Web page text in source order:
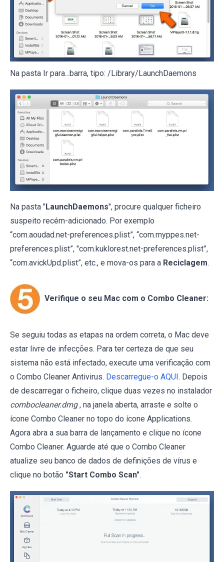
Na pasta Ir para...barra, tipo: /Library/LaunchDaemons
Na pasta "LaunchDaemons", procure qualquer ficheiro
suspeito recém-adicionado. Por exemplo
“com.aoudad.net-preferences.plist”, “com.myppes.net-
preferences.plist”, "com.kuklorest.net-preferences.plist”,
“com.avickUpd.plist”, etc., e mova-os para a Reciclagem.
Verifique o seu Mac com o Combo Cleaner:
Se seguiu todas as etapas na ordem correta, o Mac deve
estar livre de infecções. Para ter certeza de que seu
sistema não está infectado, execute uma verificação com
o Combo Cleaner Antivirus. Descarregue-o AQUI . Depois
de descarregar o ficheiro, clique duas vezes no instalador
combocleaner.dmg , na janela aberta, arraste e solte o
ícone Combo Cleaner no topo do ícone Applications.
Agora abra a sua barra de lançamento e clique no ícone
Combo Cleaner. Aguarde até que o Combo Cleaner
atualize seu banco de dados de definições de vírus e
clique no botão "Start Combo Scan".